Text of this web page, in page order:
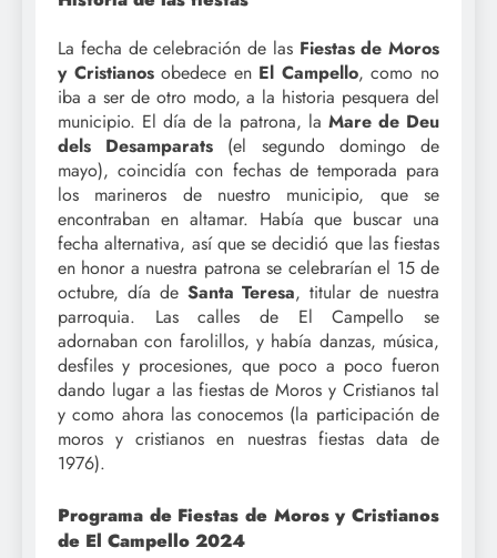
La fecha de celebración de las Fiestas de Moros
y Cristianosobedece en El Campello, como no
iba a ser de otro modo, a la historia pesquera del
municipio. El día de la patrona, la Marede Deu
dels Desamparats (el segundo domingo de
mayo), coincidía con fechas de temporada para
los marineros de nuestro municipio, que se
encontraban en altamar. Había que buscar una
fecha alternativa, así que se decidió que las fiestas
en honor a nuestra patrona se celebrarían el 15 de
octubre, día de Santa Teresa, titular de nuestra
parroquia. Las calles de El Campello se
adornaban con farolillos, y había danzas, música,
desfiles y procesiones, que poco a poco fueron
dando lugar a las fiestas de Moros y Cristianos tal
y como ahora las conocemos (la participación de
moros y cristianos en nuestras fiestas data de
1976).
Programa de Fiestas de Moros y Cristianos
de El Campello 2024